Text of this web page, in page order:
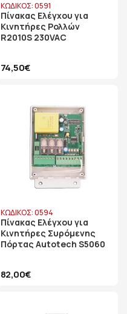
ΚΩΔΙΚΟΣ: 0591
Πίνακας Ελέγχου για
Κινητήρες Ρολλών
R2010S 230VAC
74,50€
ΚΩΔΙΚΟΣ: 0594
Πίνακας Ελέγχου για
Κινητήρες Συρόμενης
Πόρτας Autotech S5060
82,00€